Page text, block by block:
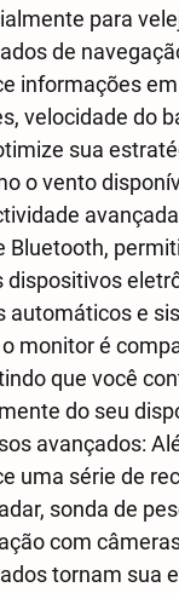
para
de
informações
velocidade do
sua
o vento
Bluetooth,
dispositivos
automáticos e
monitor é
que você
do seu
avançados:
uma série de
sonda de
com
tornam sua